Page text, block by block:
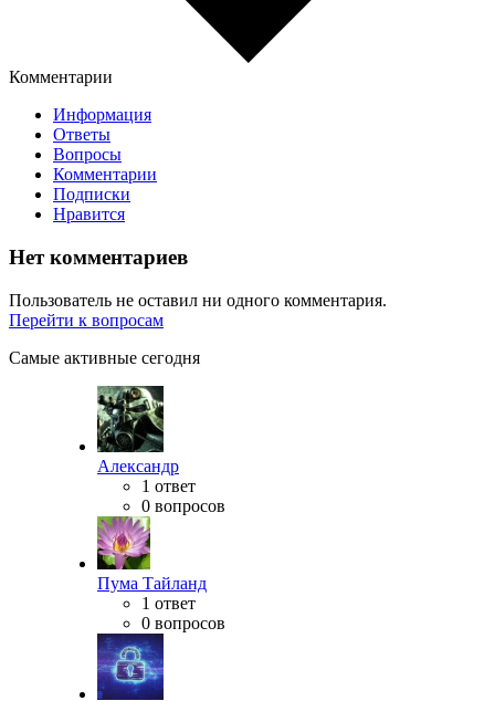
Комментарии
Информация
Ответы
Вопросы
Комментарии
Подписки
Нравится
Нет комментариев
Пользователь не оставил ни одного комментария.
Перейти к вопросам
Самые активные сегодня
Александр
1 ответ
0 вопросов
Пума Тайланд
1 ответ
0 вопросов